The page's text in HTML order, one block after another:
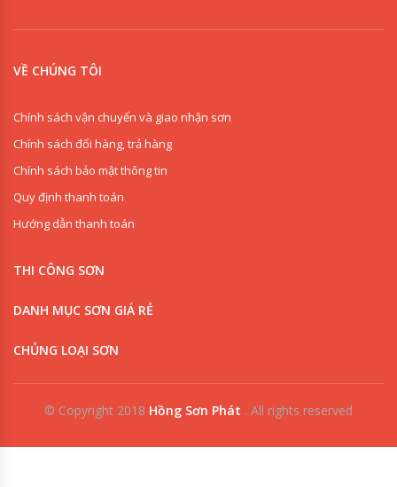
VỀ CHÚNG TÔI
Chính sách vận chuyển và giao nhận sơn
Chính sách đổi hàng, trả hàng
Chính sách bảo mật thông tin
Quy định thanh toán
Hướng dẫn thanh toán
THI CÔNG SƠN
DANH MỤC SƠN GIÁ RẺ
CHỦNG LOẠI SƠN
© Copyright 2018 Hồng Sơn Phát . All rights reserved